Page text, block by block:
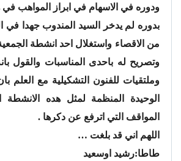
ودوره في الاسهام في ابراز المواهب
بدوره لم يدخر السيد المندوب جهدا في
من الاقصاء واستغلال احد انشطة
وتصريح له باحدى المناسبات والقول
وملتقيات للفنون التشكيلية مع العلم
الوحيدة المنظمة لمثل هده
المواقف التي اترفع عن دكرها .
اللهم اني قد بلغت …
طاطا:رشيد اوسعيد